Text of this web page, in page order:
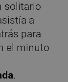
solitario
a
para
el minuto
.